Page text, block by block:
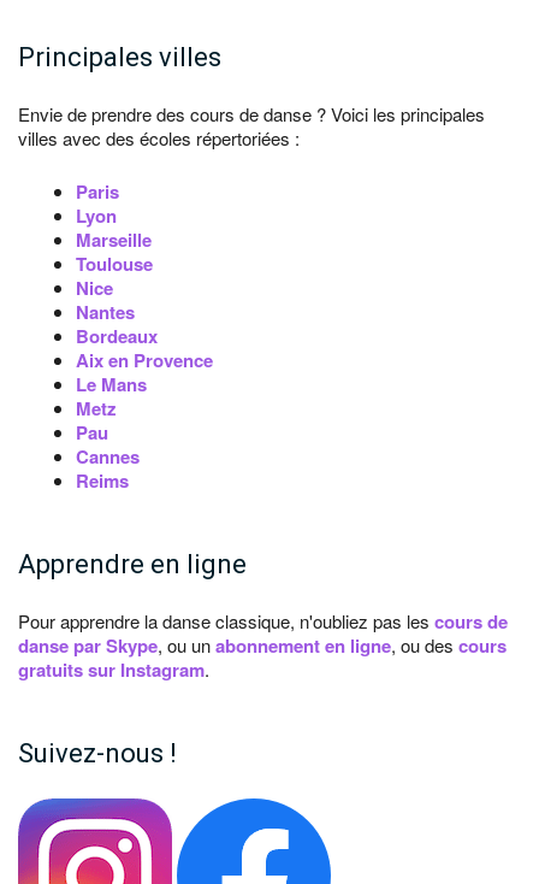
Principales villes
Envie de prendre des cours de danse ? Voici les principales
villes avec des écoles répertoriées :
Paris
Lyon
Marseille
Toulouse
Nice
Nantes
Bordeaux
Aix en Provence
Le Mans
Metz
Pau
Cannes
Reims
Apprendre en ligne
Pour apprendre la danse classique, n'oubliez pas les cours de
danse par Skype, ou unabonnement en ligne, ou des cours
gratuits sur Instagram.
Suivez-nous !